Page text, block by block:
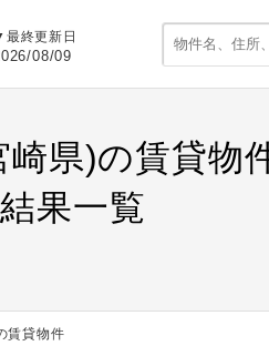
最終更新日
08/09
崎県)の賃貸物
果一覧
賃貸物件